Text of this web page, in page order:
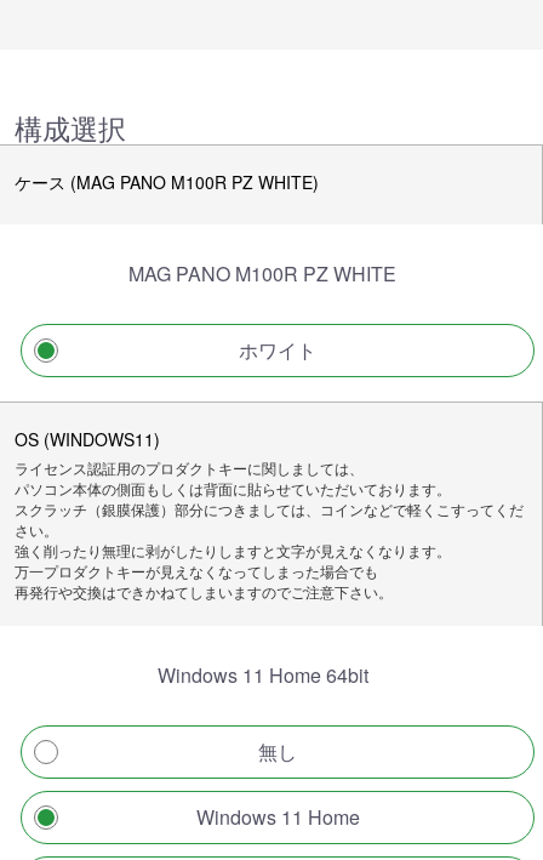
構成選択
ケース (MAG PANO M100R PZ WHITE)
MAG PANO M100R PZ WHITE
ホワイト
OS (WINDOWS11)
ライセンス認証用のプロダクトキーに関しましては、
パソコン本体の側面もしくは背面に貼らせていただいております。
スクラッチ（銀膜保護）部分につきましては、コインなどで軽くこすってくだ
さい。
強く削ったり無理に剥がしたりしますと文字が見えなくなります。
万一プロダクトキーが見えなくなってしまった場合でも
再発行や交換はできかねてしまいますのでご注意下さい。
Windows 11 Home 64bit
無し
Windows 11 Home